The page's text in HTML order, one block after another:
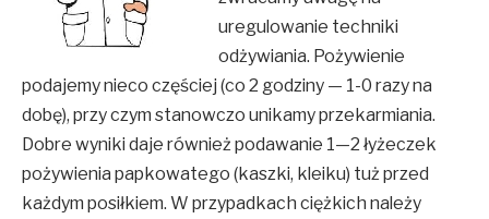
uregulowanie techniki
odżywiania. Pożywienie
podajemy nieco częściej (co 2 godziny — 1-0 razy na
dobę), przy czym stanowczo unikamy przekarmiania.
Dobre wyniki daje również podawanie 1—2 łyżeczek
pożywienia papkowatego (kaszki, kleiku) tuż przed
każdym posiłkiem. W przypadkach ciężkich należy